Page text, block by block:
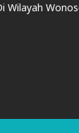
Wilayah